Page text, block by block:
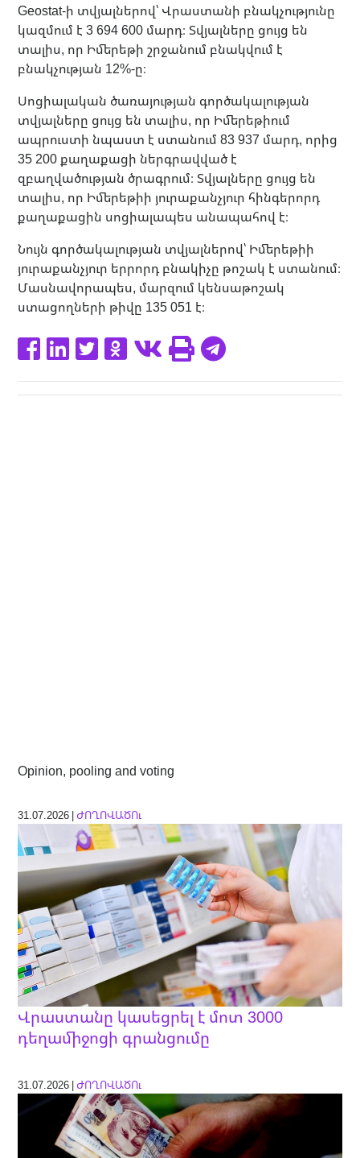
Geostat-ի տվյալներով՝ Վրաստանի բնակչությունը
կազմում է 3 694 600 մարդ։ Տվյալները ցույց են
տալիս, որ Իմերեթի շրջանում բնակվում է
բնակչության 12%-ը։
Սոցիալական ծառայության գործակալության
տվյալները ցույց են տալիս, որ Իմերեթիում
ապրուստի նպաստ է ստանում 83 937 մարդ, որից
35 200 քաղաքացի ներգրավված է
զբաղվածության ծրագրում։ Տվյալները ցույց են
տալիս, որ Իմերեթիի յուրաքանչյուր հինգերորդ
քաղաքացին սոցիալապես անապահով է։
Նույն գործակալության տվյալներով՝ Իմերեթիի
յուրաքանչյուր երրորդ բնակիչը թոշակ է ստանում։
Մասնավորապես, մարզում կենսաթոշակ
ստացողների թիվը 135 051 է։
Opinion, pooling and voting
31.07.2026 |ԺՈՂՈՎԱԾՈւ
Վրաստանը կասեցրել է մոտ 3000
դեղամիջոցի գրանցումը
31.07.2026 |ԺՈՂՈՎԱԾՈւ